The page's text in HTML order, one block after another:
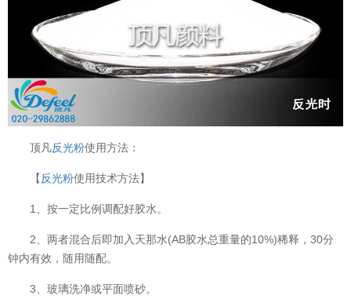
顶凡反光粉使用方法：
【 反光粉使用技术方法】
1、按一定比例调配好胶水。
2、两者混合后即加入天那水(AB胶水总重量的10%)稀释，30分
钟内有效，随用随配。
3、玻璃洗净或平面喷砂。